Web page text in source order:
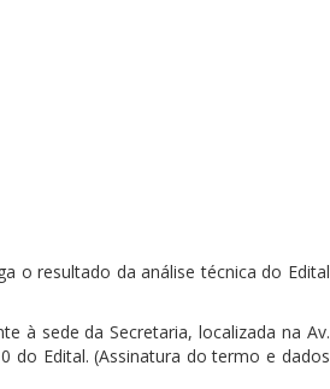
o resultado da análise técnica do Edital
à sede da Secretaria, localizada na Av.
do Edital. (Assinatura do termo e dados